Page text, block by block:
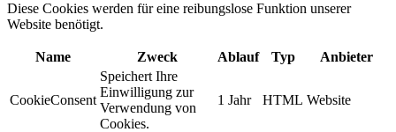
Diese Cookies werden für eine reibungslose Funktion unserer
Website benötigt.
Name Zweck Ablauf Typ Anbieter
CookieConsent
Speichert Ihre
Einwilligung zur
Verwendung von
Cookies.
1 Jahr HTML Website